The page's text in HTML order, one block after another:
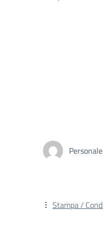
Stampa /